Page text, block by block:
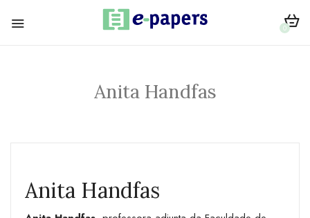
0
Anita Handfas
Anita Handfas